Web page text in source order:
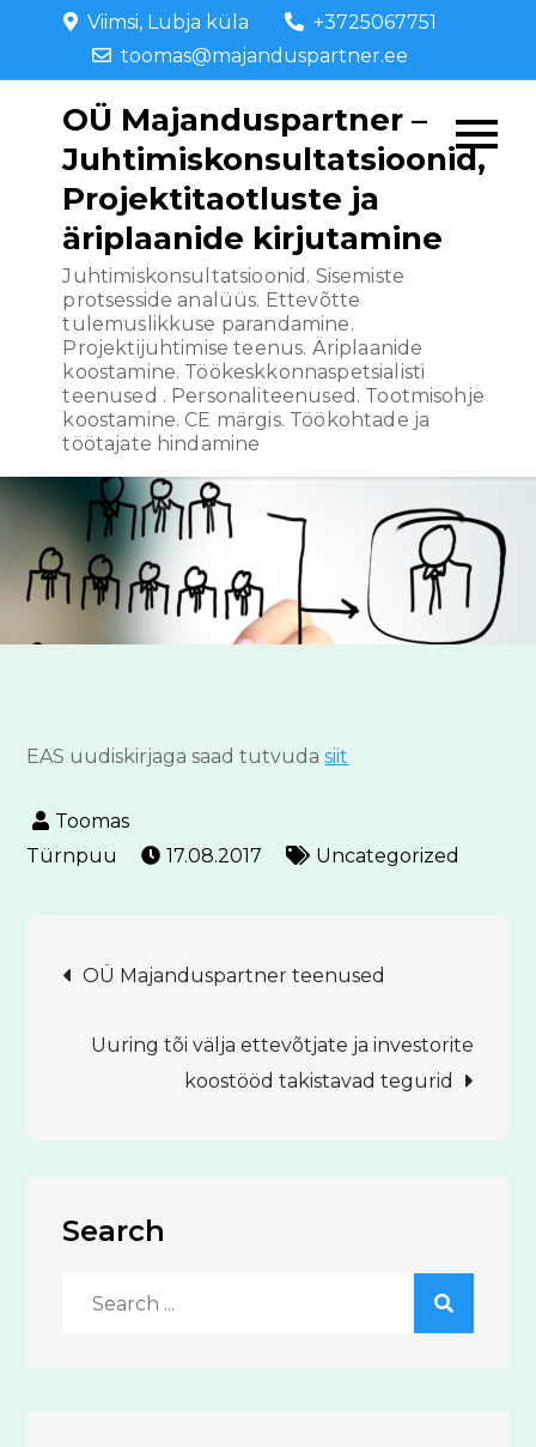
content
Viimsi, Lubja küla
+3725067751
toomas@majanduspartner.ee
OÜ Majanduspartner –
Juhtimiskonsultatsioonid,
Projektitaotluste ja
äriplaanide kirjutamine
Juhtimiskonsultatsioonid. Sisemiste
protsesside analüüs. Ettevõtte
tulemuslikkuse parandamine.
Projektijuhtimise teenus. Äriplaanide
koostamine. Töökeskkonnaspetsialisti
teenused . Personaliteenused. Tootmisohje
koostamine. CE märgis. Töökohtade ja
töötajate hindamine
EAS uudiskirjaga saad tutvudasiit
17.08.2017 Uncategorized
Navigeerimine
OÜ Majanduspartner teenused
Uuring tõi välja ettevõtjate ja investorite
koostööd takistavad tegurid
Search